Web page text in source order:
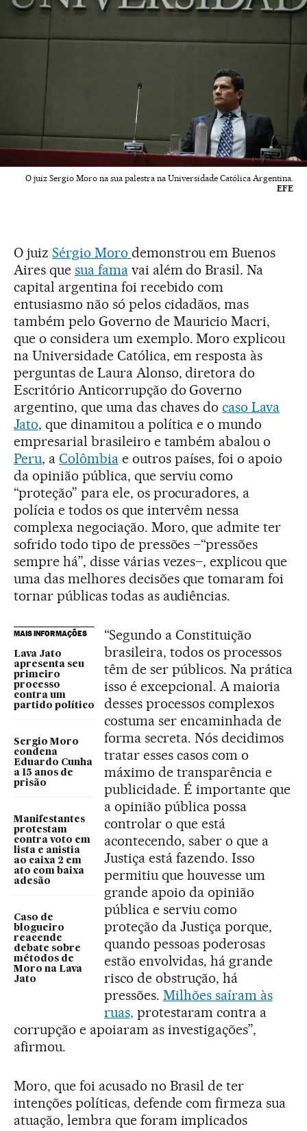
O juiz Sergio Moro na sua palestra na Universidade Católica Argentina.
EFE
O juiz Sérgio Moro demonstrou em Buenos
Aires que sua famavai além do Brasil. Na
capital argentina foi recebido com
entusiasmo não só pelos cidadãos, mas
também pelo Governo de Mauricio Macri,
que o considera um exemplo. Moro explicou
na Universidade Católica, em resposta às
perguntas de Laura Alonso, diretora do
Escritório Anticorrupção do Governo
argentino, que uma das chaves docaso Lava
Jato, que dinamitou a política e o mundo
empresarial brasileiro e também abalou o
Peru, a Colômbiae outros países, foi o apoio
da opinião pública, que serviu como
“proteção” para ele, os procuradores, a
polícia e todos os que intervêm nessa
complexa negociação. Moro, que admite ter
sofrido todo tipo de pressões –“pressões
sempre há”, disse várias vezes–, explicou que
uma das melhores decisões que tomaram foi
tornar públicas todas as audiências.
MAIS INFORMAÇÕES
Lava Jato
apresenta seu
primeiro
processo
contra um
partido político
Sergio Moro
condena
Eduardo Cunha
a 15 anos de
prisão
Manifestantes
protestam
contra voto em
lista e anistia
ao caixa 2 em
ato com baixa
adesão
Caso de
blogueiro
reacende
debate sobre
métodos de
Moro na Lava
Jato
“Segundo a Constituição
brasileira, todos os processos
têm de ser públicos. Na prática
isso é excepcional. A maioria
desses processos complexos
costuma ser encaminhada de
forma secreta. Nós decidimos
tratar esses casos com o
máximo de transparência e
publicidade. É importante que
a opinião pública possa
controlar o que está
acontecendo, saber o que a
Justiça está fazendo. Isso
permitiu que houvesse um
grande apoio da opinião
pública e serviu como
proteção da Justiça porque,
quando pessoas poderosas
estão envolvidas, há grande
risco de obstrução, há
pressões. Milhões saíram às
ruas, protestaram contra a
corrupção e apoiaram as investigações”,
afirmou.
Moro, que foi acusado no Brasil de ter
intenções políticas, defende com firmeza sua
atuação, lembra que foram implicados